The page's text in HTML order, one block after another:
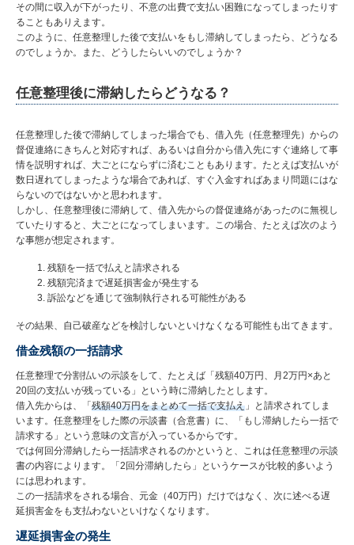
その間に収入が下がったり、不意の出費で支払い困難になってしまったりす
ることもありえます。
このように、任意整理した後で支払いをもし滞納してしまったら、どうなる
のでしょうか。また、どうしたらいいのでしょうか？
任意整理後に滞納したらどうなる？
任意整理した後で滞納してしまった場合でも、借入先（任意整理先）からの
督促連絡にきちんと対応すれば、あるいは自分から借入先にすぐ連絡して事
情を説明すれば、大ごとにならずに済むこともあります。たとえば支払いが
数日遅れてしまったような場合であれば、すぐ入金すればあまり問題にはな
らないのではないかと思われます。
しかし、任意整理後に滞納して、借入先からの督促連絡があったのに無視し
ていたりすると、大ごとになってしまいます。この場合、たとえば次のよう
な事態が想定されます。
残額を一括で払えと請求される
残額完済まで遅延損害金が発生する
訴訟などを通じて強制執行される可能性がある
その結果、自己破産などを検討しないといけなくなる可能性も出てきます。
借金残額の一括請求
任意整理で分割払いの示談をして、たとえば「残額40万円、月2万円×あと
20回の支払いが残っている」という時に滞納したとします。
借入先からは、「残額40万円をまとめて一括で支払え 」と請求されてしま
います。任意整理をした際の示談書（合意書）に、「もし滞納したら一括で
請求する」という意味の文言が入っているからです。
では何回分滞納したら一括請求されるのかというと、これは任意整理の示談
書の内容によります。「2回分滞納したら」というケースが比較的多いよう
には思われます。
この一括請求をされる場合、元金（40万円）だけではなく、次に述べる遅
延損害金をも支払わないといけなくなります。
遅延損害金の発生